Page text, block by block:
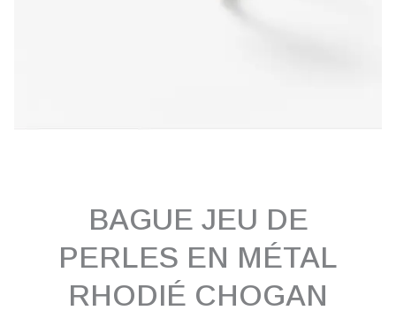
BAGUE JEU DE
PERLES EN MÉTAL
RHODIÉ CHOGAN